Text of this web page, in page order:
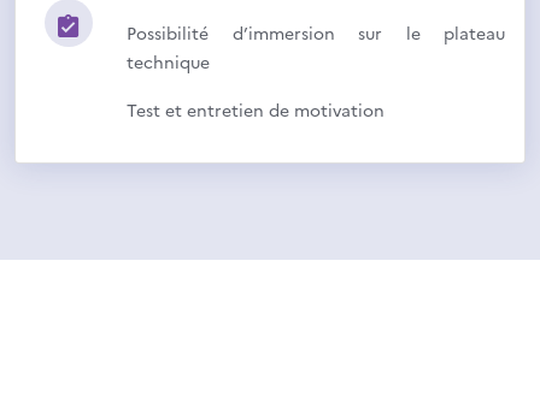
Possibilité d’immersion sur le plateau
technique
Test et entretien de motivation